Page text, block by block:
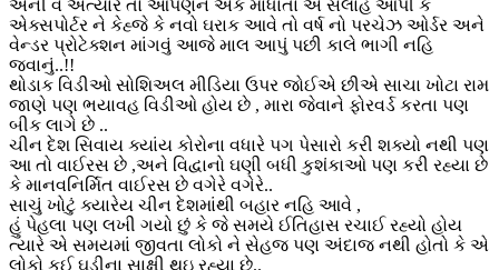
એની વે અત્યારે તો આપણને એક માધાંતા એ સલાહ આપી કે
એક્સપોર્ટર ને કેહ્જે કે નવો ઘરાક આવે તો વર્ષ નો પરચેઝ ઓર્ડર અને
વેન્ડર પ્રોટેક્શન માંગવું આજે માલ આપું પછી કાલે ભાગી નહિ
જવાનું..!!
થોડાક વિડીઓ સોશિઅલ મીડિયા ઉપર જોઈએ છીએ સાચા ખોટા રામ
જાણે પણ ભયાવહ વિડીઓ હોય છે , મારા જેવાને ફોરવર્ડ કરતા પણ
બીક લાગે છે ..
ચીન દેશ સિવાય ક્યાંય કોરોના વધારે પગ પેસારો કરી શક્યો નથી પણ
આ તો વાઈરસ છે ,અને વિદ્વાનો ઘણી બધી કુશંકાઓ પણ કરી રહ્યા છે
કે માનવનિર્મિત વાઈરસ છે વગેરે વગેરે..
સાચું ખોટું ક્યારેય ચીન દેશમાંથી બહાર નહિ આવે ,
હું પેહલા પણ લખી ગયો છું કે જે સમયે ઈતિહાસ રચાઈ રહ્યો હોય
ત્યારે એ સમયમાં જીવતા લોકો ને સેહજ પણ અંદાજ નથી હોતો કે એ
લોકો કઈ ઘડીના સાક્ષી થઇ રહ્યા છે..